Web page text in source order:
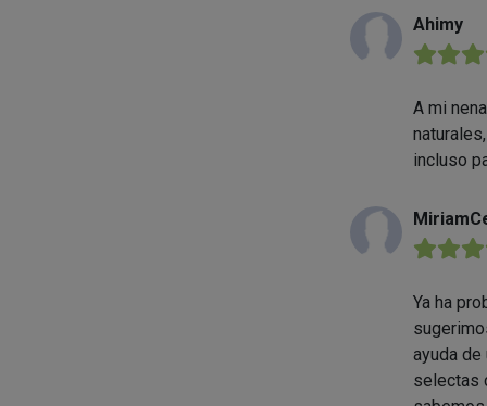
Ahimy
A mi
incluso
Ya ha
ayuda
selectas